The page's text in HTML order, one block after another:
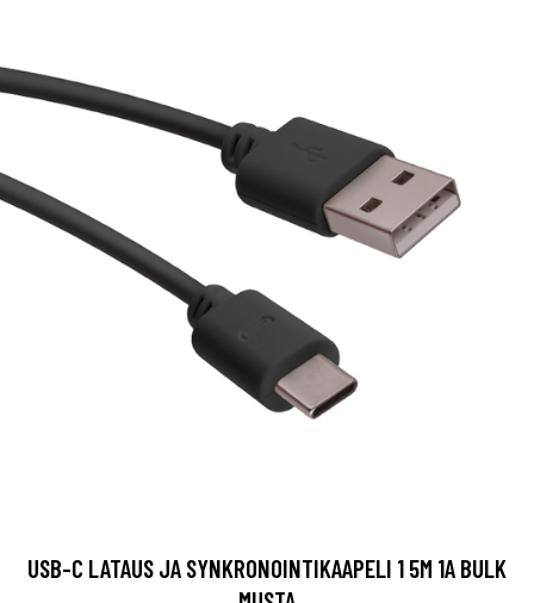
USB-C LATAUS JA SYNKRONOINTIKAAPELI 1 5M 1A BULK